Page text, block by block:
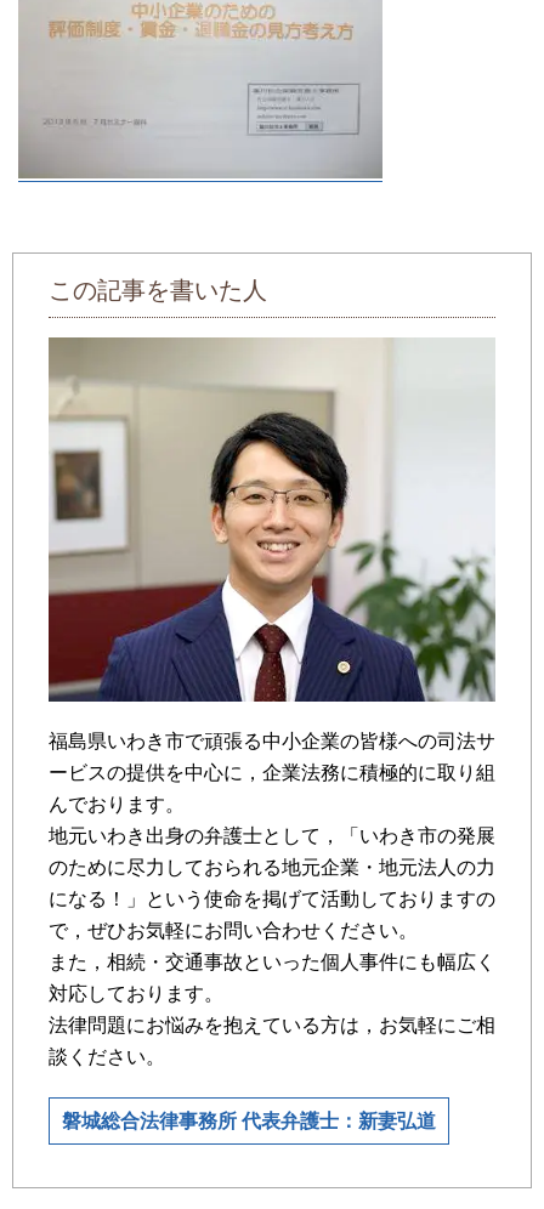
この記事を書いた人
福島県いわき市で頑張る中小企業の皆様への司法サ
ービスの提供を中心に，企業法務に積極的に取り組
んでおります。
地元いわき出身の弁護士として，「いわき市の発展
のために尽力しておられる地元企業・地元法人の力
になる！」という使命を掲げて活動しておりますの
で，ぜひお気軽にお問い合わせください。
また，相続・交通事故といった個人事件にも幅広く
対応しております。
法律問題にお悩みを抱えている方は，お気軽にご相
談ください。
磐城総合法律事務所 代表弁護士：新妻弘道